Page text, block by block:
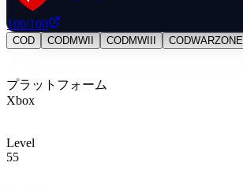
100/100
COD CODMWII CODMWIII CODWARZONE
プラットフォーム
Xbox
Level
55